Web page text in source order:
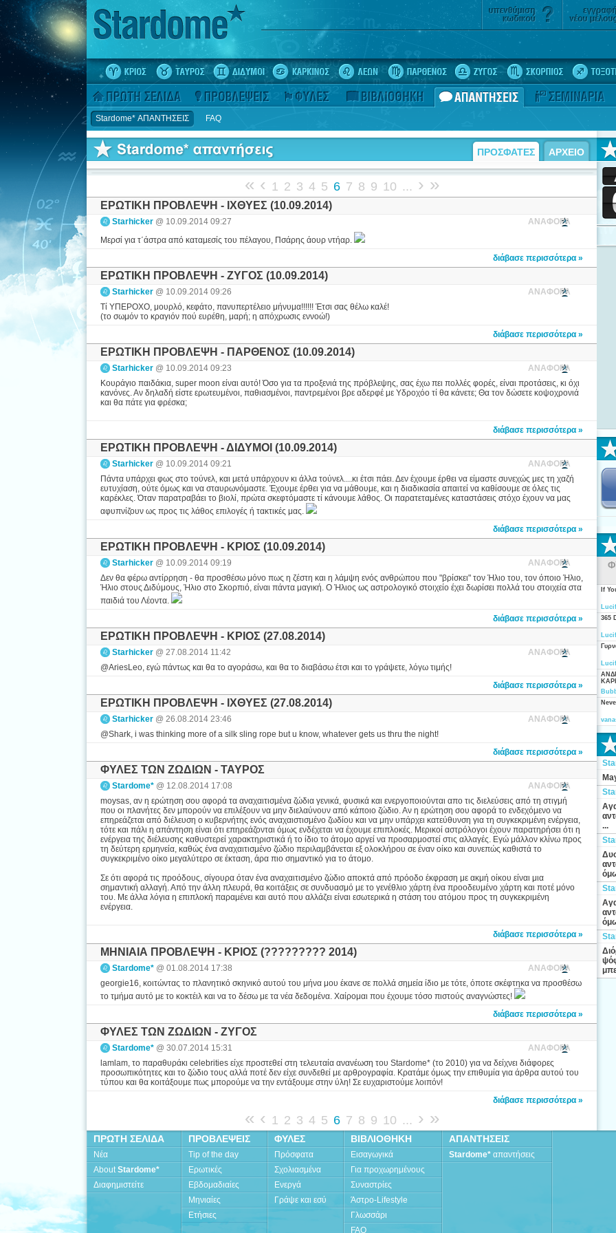
Stardome* ΑΠΑΝΤΗΣΕΙΣ FAQ
ΠΡΟΣΦΑΤΕΣ ΑΡΧΕΙΟ
« ‹ 1 2 3 4 5 6 7 8 9 10 ... › »
ΕΡΩΤΙΚΗ ΠΡΟΒΛΕΨΗ - ΙΧΘΥΕΣ (10.09.2014)
ΑΝΑΦΟΡΑ
Starhicker @ 10.09.2014 09:27
Μερσί για τ΄άστρα από καταμεσίς του πέλαγου, Πσάρης άουρ ντήαρ.
διάβασε περισσότερα »
ΕΡΩΤΙΚΗ ΠΡΟΒΛΕΨΗ - ΖΥΓΟΣ (10.09.2014)
ΑΝΑΦΟΡΑ
Starhicker @ 10.09.2014 09:26
Τί ΥΠΕΡΟΧΟ, μουρλό, κεφάτο, πανυπερτέλειο μήνυμα!!!!!! Έτσι σας θέλω καλέ!
(το σωμόν το κραγιόν πού ευρέθη, μαρή; η απόχρωσις εννοώ!)
διάβασε περισσότερα »
ΕΡΩΤΙΚΗ ΠΡΟΒΛΕΨΗ - ΠΑΡΘΕΝΟΣ (10.09.2014)
ΑΝΑΦΟΡΑ
Starhicker @ 10.09.2014 09:23
Κουράγιο παιδάκια, super moon είναι αυτό! Όσο για τα προξενιά της πρόβλεψης, σας έχω πει πολλές φορές, είναι προτάσεις, κι όχι
κανόνες. Αν δηλαδή είστε ερωτευμένοι, παθιασμένοι, παντρεμένοι βρε αδερφέ με Υδροχόο τί θα κάνετε; Θα τον δώσετε κοψοχρονιά
και θα πάτε για φρέσκα;
διάβασε περισσότερα »
ΕΡΩΤΙΚΗ ΠΡΟΒΛΕΨΗ - ΔΙΔΥΜΟΙ (10.09.2014)
ΑΝΑΦΟΡΑ
Starhicker @ 10.09.2014 09:21
Πάντα υπάρχει φως στο τούνελ, και μετά υπάρχουν κι άλλα τούνελ....κι έτσι πάει. Δεν έχουμε έρθει να είμαστε συνεχώς μες τη χαζή
ευτυχίαση, ούτε όμως και να σταυρωνόμαστε. Έχουμε έρθει για να μάθουμε, και η διαδικασία απαιτεί να καθίσουμε σε όλες τις
καρέκλες. Όταν παρατραβάει το βιολί, πρώτα σκεφτόμαστε τί κάνουμε λάθος. Οι παρατεταμένες καταστάσεις στόχο έχουν να μας
αφυπνίζουν ως προς τις λάθος επιλογές ή τακτικές μας.
διάβασε περισσότερα »
ΕΡΩΤΙΚΗ ΠΡΟΒΛΕΨΗ - ΚΡΙΟΣ (10.09.2014)
ΑΝΑΦΟΡΑ
Starhicker @ 10.09.2014 09:19
Δεν θα φέρω αντίρρηση - θα προσθέσω μόνο πως η ζέστη και η λάμψη ενός ανθρώπου που "βρίσκει" τον Ήλιο του, τον όποιο Ήλιο,
Ήλιο στους Διδύμους, Ήλιο στο Σκορπιό, είναι πάντα μαγική. Ο Ήλιος ως αστρολογικό στοιχείο έχει δωρίσει πολλά του στοιχεία στα
παιδιά του Λέοντα.
διάβασε περισσότερα »
ΕΡΩΤΙΚΗ ΠΡΟΒΛΕΨΗ - ΚΡΙΟΣ (27.08.2014)
ΑΝΑΦΟΡΑ
Starhicker @ 27.08.2014 11:42
@AriesLeo, εγώ πάντως και θα το αγοράσω, και θα το διαβάσω έτσι και το γράψετε, λόγω τιμής!
διάβασε περισσότερα »
ΕΡΩΤΙΚΗ ΠΡΟΒΛΕΨΗ - ΙΧΘΥΕΣ (27.08.2014)
ΑΝΑΦΟΡΑ
Starhicker @ 26.08.2014 23:46
@Shark, i was thinking more of a silk sling rope but u know, whatever gets us thru the night!
διάβασε περισσότερα »
ΦΥΛΕΣ ΤΩΝ ΖΩΔΙΩΝ - ΤΑΥΡΟΣ
ΑΝΑΦΟΡΑ
Stardome* @ 12.08.2014 17:08
moysas, αν η ερώτηση σου αφορά τα αναχαιτισμένα ζώδια γενικά, φυσικά και ενεργοποιούνται απο τις διελεύσεις από τη στιγμή
που οι πλανήτες δεν μπορούν να επιλέξουν να μην διελαύνουν από κάποιο ζώδιο. Αν η ερώτηση σου αφορά το ενδεχόμενο να
επηρεάζεται από διέλευση ο κυβερνήτης ενός αναχαιστισμένο ζωδίου και να μην υπάρχει κατεύθυνση για τη συγκεκριμένη ενέργεια,
τότε και πάλι η απάντηση είναι ότι επηρεάζονται όμως ενδέχεται να έχουμε επιπλοκές. Μερικοί αστρόλογοι έχουν παρατηρήσει ότι η
ενέργεια της διέλευσης καθυστερεί χαρακτηριστικά ή το ίδιο το άτομο αργεί να προσαρμοστεί στις αλλαγές. Εγώ μάλλον κλίνω προς
τη δεύτερη ερμηνεία, καθώς ένα αναχαιτισμένο ζώδιο περιλαμβάνεται εξ ολοκλήρου σε έναν οίκο και συνεπώς καθιστά το
συγκεκριμένο οίκο μεγαλύτερο σε έκταση, άρα πιο σημαντικό για το άτομο.
Σε ότι αφορά τις προόδους, σίγουρα όταν ένα αναχαιτισμένο ζώδιο αποκτά από πρόοδο έκφραση με ακμή οίκου είναι μια
σημαντική αλλαγή. Από την άλλη πλευρά, θα κοιτάξεις σε συνδυασμό με το γενέθλιο χάρτη ένα προοδευμένο χάρτη και ποτέ μόνο
του. Με άλλα λόγια η επιπλοκή παραμένει και αυτό που αλλάζει είναι εσωτερικά η στάση του ατόμου προς τη συγκεκριμένη
ενέργεια.
διάβασε περισσότερα »
ΜΗΝΙΑΙΑ ΠΡΟΒΛΕΨΗ - ΚΡΙΟΣ (????????? 2014)
ΑΝΑΦΟΡΑ
Stardome* @ 01.08.2014 17:38
georgie16, κοιτώντας το πλανητικό σκηνικό αυτού του μήνα μου έκανε σε πολλά σημεία ίδιο με τότε, όποτε σκέφτηκα να προσθέσω
το τμήμα αυτό με το κοκτέιλ και να το δέσω με τα νέα δεδομένα. Χαίρομαι που έχουμε τόσο πιστούς αναγνώστες!
διάβασε περισσότερα »
ΦΥΛΕΣ ΤΩΝ ΖΩΔΙΩΝ - ΖΥΓΟΣ
ΑΝΑΦΟΡΑ
Stardome* @ 30.07.2014 15:31
lamlam, το παραθυράκι celebrities είχε προστεθεί στη τελευταία ανανέωση του Stardome* (το 2010) για να δείχνει διάφορες
προσωπικότητες και το ζώδιο τους αλλά ποτέ δεν είχε συνδεθεί με αρθρογραφία. Κρατάμε όμως την επιθυμία για άρθρα αυτού του
τύπου και θα κοιτάξουμε πως μπορούμε να την εντάξουμε στην ύλη! Σε ευχαριστούμε λοιπόν!
διάβασε περισσότερα »
« ‹ 1 2 3 4 5 6 7 8 9 10 ... › »
If
365
...
ΠΡΩΤΗ ΣΕΛΙΔΑ
Νέα
AboutStardome*
Διαφημιστείτε
ΠΡΟΒΛΕΨΕΙΣ
Tip of the day
Ερωτικές
Εβδομαδιαίες
Μηνιαίες
Ετήσιες
ΦΥΛΕΣ
Πρόσφατα
Σχολιασμένα
Ενεργά
Γράψε και εσύ
ΒΙΒΛΙΟΘΗΚΗ
Εισαγωγικά
Για προχωρημένους
Συναστρίες
Άστρο-Lifestyle
Γλωσσάρι
FAQ
ΑΠΑΝΤΗΣΕΙΣ
Stardome* απαντήσεις